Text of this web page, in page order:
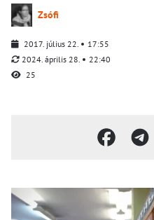
Zsófi
2017. július 22.
17:55
2024. április 28.
22:40
25